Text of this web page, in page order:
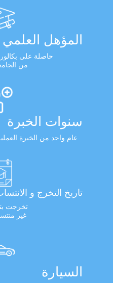
المؤهل العلمي
حاصلة على
من
سنوات الخبرة
عام واحد من الخبرة
تاريخ التخرج و
تخرجت
غير
السيارة